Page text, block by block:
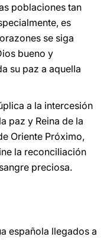
poblaciones tan
es
se siga
bueno y
su paz a aquella
a la intercesión
paz y Reina de la
Oriente Próximo,
la reconciliación
preciosa.
española llegados a